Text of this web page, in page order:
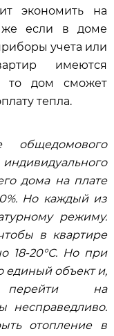
экономить на
если в доме
учета или
имеются
то дом сможет
тепла.
дома на плате
Но каждый из
режиму.
в квартире
18-20°С. Но при
единый объект и,
перейти на
несправедливо.
отопление в